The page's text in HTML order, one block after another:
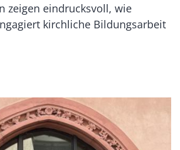
zeigen eindrucksvoll, wie
kirchliche Bildungsarbeit